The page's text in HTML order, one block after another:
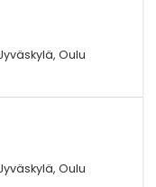
Oulu
Oulu